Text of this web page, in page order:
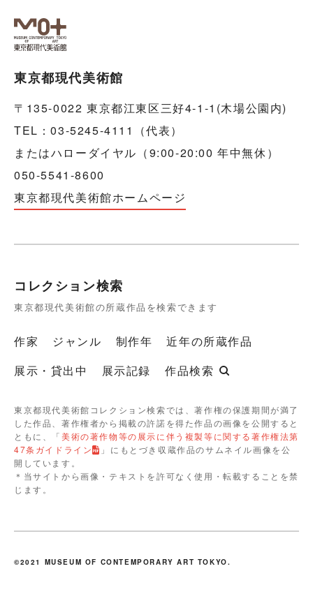
東京都現代美術館
〒135-0022 東京都江東区三好4-1-1(木場公園内)
TEL：03-5245-4111（代表）
またはハローダイヤル（9:00-20:00 年中無休）
050-5541-8600
東京都現代美術館ホームページ
コレクション検索
東京都現代美術館の所蔵作品を検索できます
作家 ジャンル 制作年
近年の所蔵作品
展示・貸出中
展示記録 作品検索
東京都現代美術館コレクション検索では、著作権の保護期間が満了
した作品、著作権者から掲載の許諾を得た作品の画像を公開すると
ともに、「美術の著作物等の展示に伴う複製等に関する著作権法第
47条ガイドライン
」にもとづき収蔵作品のサムネイル画像を公
開しています。
＊当サイトから画像・テキストを許可なく使用・転載することを禁
じます。
©2021 MUSEUM OF CONTEMPORARY ART TOKYO.